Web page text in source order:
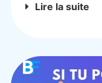
Lire la suite